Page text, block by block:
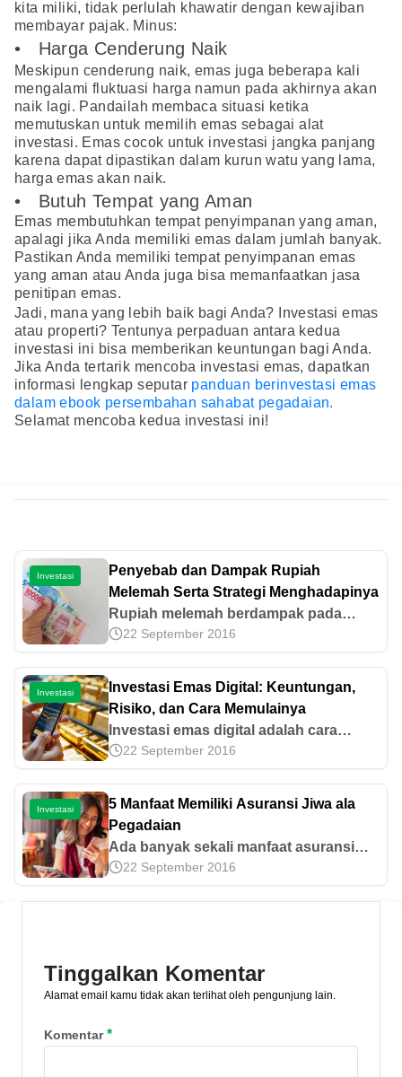
kita miliki, tidak perlulah khawatir dengan kewajiban
membayar pajak. Minus:
• Harga Cenderung Naik
Meskipun cenderung naik, emas juga beberapa kali
mengalami fluktuasi harga namun pada akhirnya akan
naik lagi. Pandailah membaca situasi ketika
memutuskan untuk memilih emas sebagai alat
investasi. Emas cocok untuk investasi jangka panjang
karena dapat dipastikan dalam kurun watu yang lama,
harga emas akan naik.
• Butuh Tempat yang Aman
Emas membutuhkan tempat penyimpanan yang aman,
apalagi jika Anda memiliki emas dalam jumlah banyak.
Pastikan Anda memiliki tempat penyimpanan emas
yang aman atau Anda juga bisa memanfaatkan jasa
penitipan emas.
Jadi, mana yang lebih baik bagi Anda? Investasi emas
atau properti? Tentunya perpaduan antara kedua
investasi ini bisa memberikan keuntungan bagi Anda.
Jika Anda tertarik mencoba investasi emas, dapatkan
informasi lengkap seputar panduan berinvestasi emas
dalam ebook persembahan sahabat pegadaian.
Selamat mencoba kedua investasi ini!
Investasi
Penyebab dan Dampak Rupiah
Melemah Serta Strategi Menghadapinya
Rupiah melemah berdampak pada
inflasi dan daya beli. Simak penyebab,
dampak, dan strategi diversifikasi
investasi emas di Pegadaian untuk
menjaga nilai aset Anda.
22 September 2016
Investasi
Investasi Emas Digital: Keuntungan,
Risiko, dan Cara Memulainya
Investasi emas digital adalah cara
praktis membeli emas lewat aplikasi.
Simak keuntungan, risiko, hingga tips
memilih platform investasi yang tepat di
sini.
22 September 2016
Investasi
5 Manfaat Memiliki Asuransi Jiwa ala
Pegadaian
Ada banyak sekali manfaat asuransi
yang bisa kamu dapatkan. Lalu,
bagaimana dengan investasi berbonus
22 September 2016
Tinggalkan Komentar
Alamat email kamu tidak akan terlihat oleh pengunjung lain.
Komentar*